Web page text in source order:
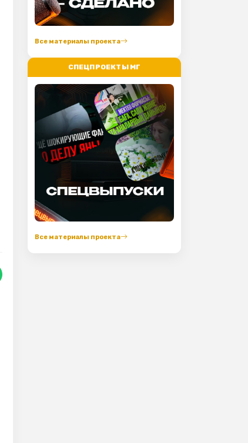
Все материалы проекта
СПЕЦПРОЕКТЫ МГ
Все материалы проекта